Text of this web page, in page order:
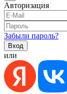
Авторизация
Забыли пароль?
или